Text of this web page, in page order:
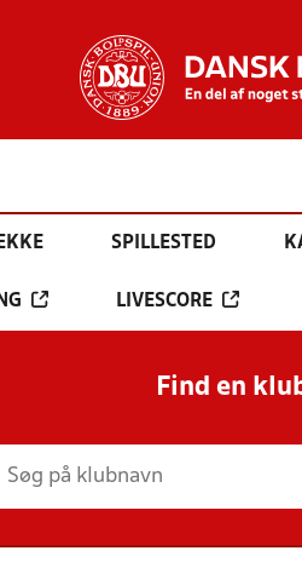
SPILLESTED
LIVESCORE
Find en